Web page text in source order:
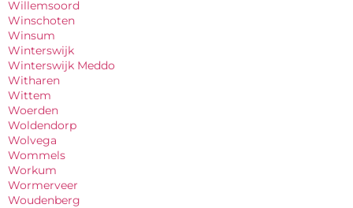
Willemsoord
Winschoten
Winsum
Winterswijk
Winterswijk Meddo
Witharen
Wittem
Woerden
Woldendorp
Wolvega
Wommels
Workum
Wormerveer
Woudenberg